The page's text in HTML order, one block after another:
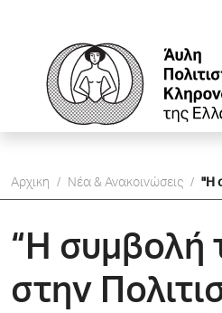
Αρχικη / Νέα & Ανακοινώσεις / "Η
“Η συμβολή
στην